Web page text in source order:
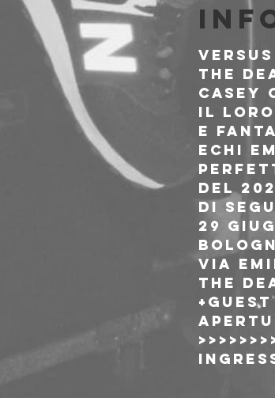
THE
Casey
il loro
e
echi
del
Di
29
Via
THE
+guest